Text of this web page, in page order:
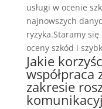
usługi w ocenie
najnowszych
ryzyka.Staramy
oceny szkód i
Jakie
współpraca
zakresie